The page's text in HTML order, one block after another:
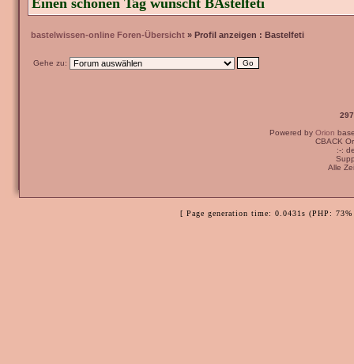
Einen schönen Tag wünscht BAstelfeti
bastelwissen-online Foren-Übersicht » Profil anzeigen : Bastelfeti
Gehe zu:
Powered by Orion
CBACK
:-:
Alle
[ Page generation time: 0.0431s (PHP: